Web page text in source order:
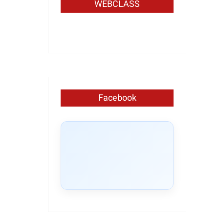
WEBCLASS
Facebook